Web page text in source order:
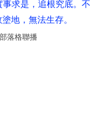
求是，追根究底。不
地，無法生存。
落格聯播